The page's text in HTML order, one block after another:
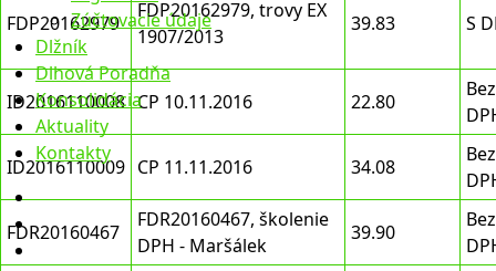
Zúčtovacie údaje
Dlžník
Dlhová Poradňa
Konsolidácia
Aktuality
Kontakty
FDP20162979
FDP20162979, trovy EX
1907/2013
39.83 S
ID2016110008 CP 10.11.2016 22.80
Bez
ID2016110009 CP 11.11.2016 34.08
Bez
FDR20160467
FDR20160467, školenie
DPH - Maršálek
39.90
Bez